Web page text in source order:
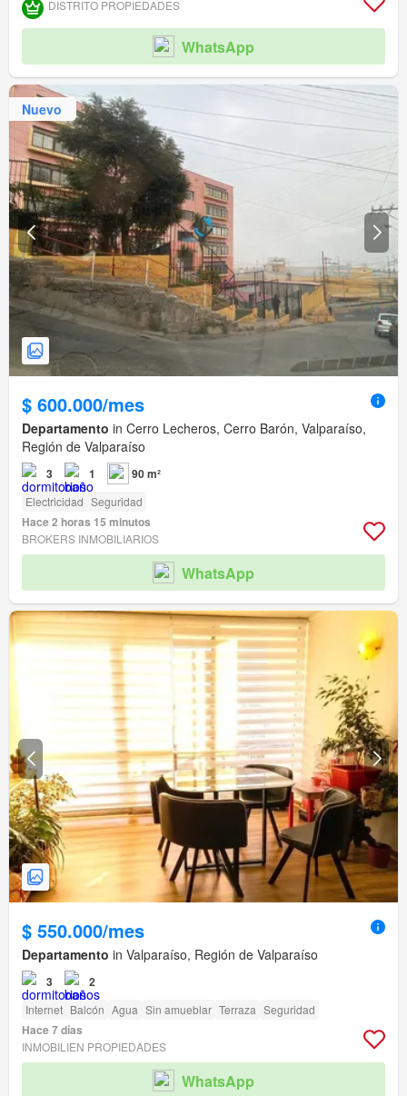
DISTRITO PROPIEDADES
WhatsApp
Nuevo
$ 600.000/mes
Departamento in Cerro Lecheros, Cerro Barón, Valparaíso,
Región de Valparaíso
3 1 90 m²
Electricidad Seguridad
Hace 2 horas 15 minutos
BROKERS INMOBILIARIOS
WhatsApp
$ 550.000/mes
Departamento in Valparaíso, Región de Valparaíso
3 2
Internet Balcón Agua Sin amueblar Terraza Seguridad
Hace 7 días
INMOBILIEN PROPIEDADES
WhatsApp